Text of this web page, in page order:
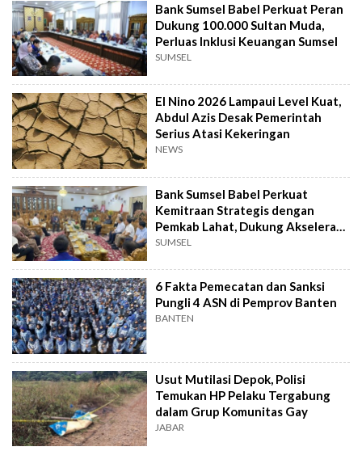
Bank Sumsel Babel Perkuat Peran
Dukung 100.000 Sultan Muda,
Perluas Inklusi Keuangan Sumsel
SUMSEL
El Nino 2026 Lampaui Level Kuat,
Abdul Azis Desak Pemerintah
Serius Atasi Kekeringan
NEWS
Bank Sumsel Babel Perkuat
Kemitraan Strategis dengan
Pemkab Lahat, Dukung Akselerasi
Ekonomi Daerah
SUMSEL
6 Fakta Pemecatan dan Sanksi
Pungli 4 ASN di Pemprov Banten
BANTEN
Usut Mutilasi Depok, Polisi
Temukan HP Pelaku Tergabung
dalam Grup Komunitas Gay
JABAR